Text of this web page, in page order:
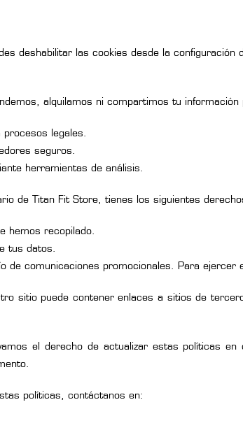
deshabilitar las cookies desde la
alquilamos ni compartimos tu
legales.
seguros.
herramientas de análisis.
de Titan Fit Store, tienes los siguientes
hemos recopilado.
tus datos.
de comunicaciones promocionales. Para
sitio puede contener enlaces a sitios de
el derecho de actualizar estas políticas
políticas, contáctanos en: